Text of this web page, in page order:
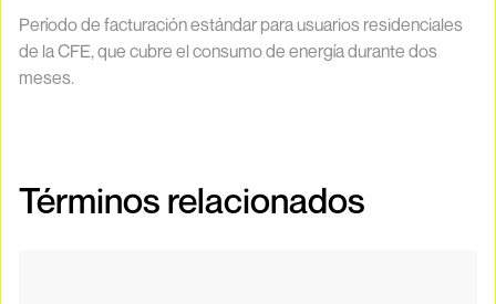
Período de facturación estándar para usuarios residenciales
de la CFE, que cubre el consumo de energía durante dos
meses.
Términos relacionados